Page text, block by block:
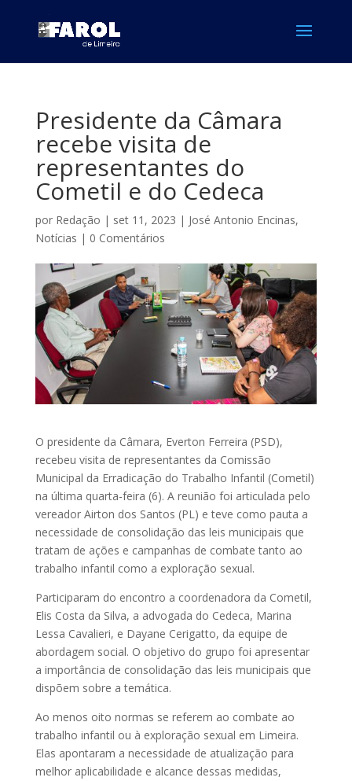
Presidente da Câmara
recebe visita de
representantes do
Cometil e do Cedeca
por Redação | set 11, 2023 | José Antonio Encinas,
Notícias | 0 Comentários
O presidente da Câmara, Everton Ferreira (PSD),
recebeu visita de representantes da Comissão
Municipal da Erradicação do Trabalho Infantil (Cometil)
na última quarta-feira (6). A reunião foi articulada pelo
vereador Airton dos Santos (PL) e teve como pauta a
necessidade de consolidação das leis municipais que
tratam de ações e campanhas de combate tanto ao
trabalho infantil como a exploração sexual.
Participaram do encontro a coordenadora da Cometil,
Elis Costa da Silva, a advogada do Cedeca, Marina
Lessa Cavalieri, e Dayane Cerigatto, da equipe de
abordagem social. O objetivo do grupo foi apresentar
a importância de consolidação das leis municipais que
dispõem sobre a temática.
Ao menos oito normas se referem ao combate ao
trabalho infantil ou à exploração sexual em Limeira.
Elas apontaram a necessidade de atualização para
melhor aplicabilidade e alcance dessas medidas,